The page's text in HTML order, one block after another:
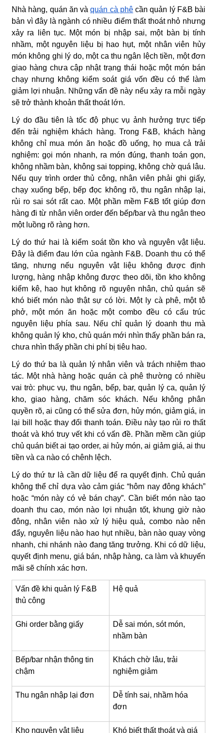
Nhà hàng, quán ăn vàquán cà phêcần quản lý F&B bài
bản vì đây là ngành có nhiều điểm thất thoát nhỏ nhưng
xảy ra liên tục. Một món bị nhập sai, một bàn bị tính
nhầm, một nguyên liệu bị hao hụt, một nhân viên hủy
món không ghi lý do, một ca thu ngân lệch tiền, một đơn
giao hàng chưa cập nhật trạng thái hoặc một món bán
chạy nhưng không kiểm soát giá vốn đều có thể làm
giảm lợi nhuận. Những vấn đề này nếu xảy ra mỗi ngày
sẽ trở thành khoản thất thoát lớn.
Lý do đầu tiên là tốc độ phục vụ ảnh hưởng trực tiếp
đến trải nghiệm khách hàng. Trong F&B, khách hàng
không chỉ mua món ăn hoặc đồ uống, họ mua cả trải
nghiệm: gọi món nhanh, ra món đúng, thanh toán gọn,
không nhầm bàn, không sai topping, không chờ quá lâu.
Nếu quy trình order thủ công, nhân viên phải ghi giấy,
chạy xuống bếp, bếp đọc không rõ, thu ngân nhập lại,
rủi ro sai sót rất cao. Một phần mềm F&B tốt giúp đơn
hàng đi từ nhân viên order đến bếp/bar và thu ngân theo
một luồng rõ ràng hơn.
Lý do thứ hai là kiểm soát tồn kho và nguyên vật liệu.
Đây là điểm đau lớn của ngành F&B. Doanh thu có thể
tăng, nhưng nếu nguyên vật liệu không được định
lượng, hàng nhập không được theo dõi, tồn kho không
kiểm kê, hao hụt không rõ nguyên nhân, chủ quán sẽ
khó biết món nào thật sự có lời. Một ly cà phê, một tô
phở, một món ăn hoặc một combo đều có cấu trúc
nguyên liệu phía sau. Nếu chỉ quản lý doanh thu mà
không quản lý kho, chủ quán mới nhìn thấy phần bán ra,
chưa nhìn thấy phần chi phí bị tiêu hao.
Lý do thứ ba là quản lý nhân viên và trách nhiệm thao
tác. Một nhà hàng hoặc quán cà phê thường có nhiều
vai trò: phục vụ, thu ngân, bếp, bar, quản lý ca, quản lý
kho, giao hàng, chăm sóc khách. Nếu không phân
quyền rõ, ai cũng có thể sửa đơn, hủy món, giảm giá, in
lại bill hoặc thay đổi thanh toán. Điều này tạo rủi ro thất
thoát và khó truy vết khi có vấn đề. Phần mềm cần giúp
chủ quán biết ai tạo order, ai hủy món, ai giảm giá, ai thu
tiền và ca nào có chênh lệch.
Lý do thứ tư là cần dữ liệu để ra quyết định. Chủ quán
không thể chỉ dựa vào cảm giác “hôm nay đông khách”
hoặc “món này có vẻ bán chạy”. Cần biết món nào tạo
doanh thu cao, món nào lợi nhuận tốt, khung giờ nào
đông, nhân viên nào xử lý hiệu quả, combo nào nên
đẩy, nguyên liệu nào hao hụt nhiều, bàn nào quay vòng
nhanh, chi nhánh nào đang tăng trưởng. Khi có dữ liệu,
quyết định menu, giá bán, nhập hàng, ca làm và khuyến
mãi sẽ chính xác hơn.
Vấn đề khi quản lý F&B
thủ công
Hệ quả
Ghi order bằng giấy
Dễ sai món, sót món,
nhầm bàn
Bếp/bar nhận thông tin
chậm
Khách chờ lâu, trải
nghiệm giảm
Thu ngân nhập lại đơn
Dễ tính sai, nhầm hóa
đơn
Kho nguyên vật liệu
Khó biết thất thoát và giá